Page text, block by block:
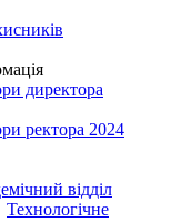
директора
ректора 2024
відділ
Технологічне